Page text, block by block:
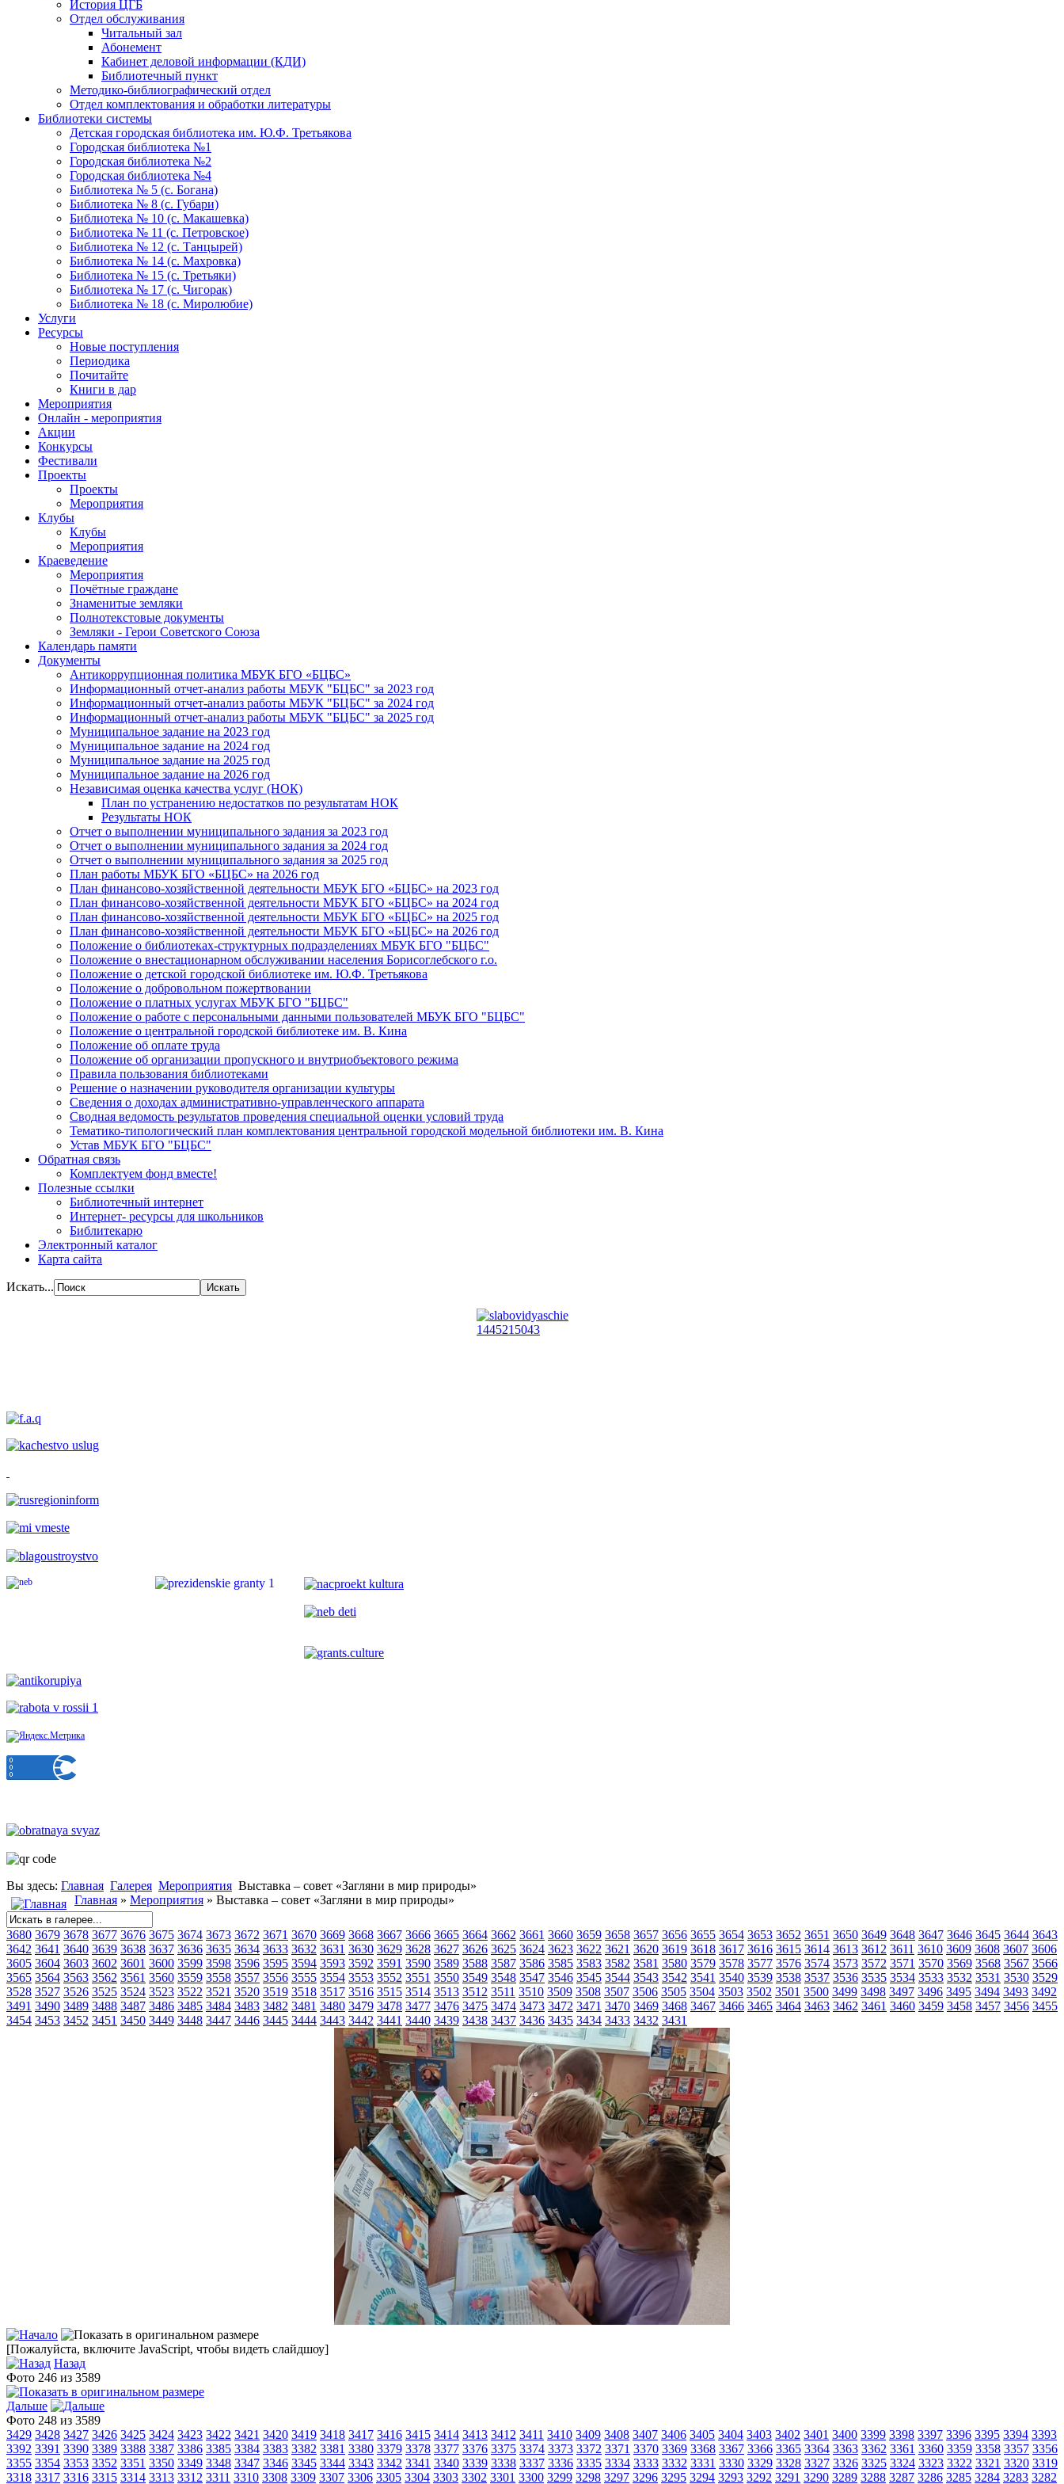
История ЦГБ
Отдел обслуживания
Читальный зал
Абонемент
Кабинет деловой информации (КДИ)
Библиотечный пункт
Методико-библиографический отдел
Отдел комплектования и обработки литературы
Библиотеки системы
Детская городская библиотека им. Ю.Ф. Третьякова
Городская библиотека №1
Городская библиотека №2
Городская библиотека №4
Библиотека № 5 (с. Богана)
Библиотека № 8 (с. Губари)
Библиотека № 10 (с. Макашевка)
Библиотека № 11 (с. Петровское)
Библиотека № 12 (с. Танцырей)
Библиотека № 14 (с. Махровка)
Библиотека № 15 (с. Третьяки)
Библиотека № 17 (с. Чигорак)
Библиотека № 18 (с. Миролюбие)
Услуги
Ресурсы
Новые поступления
Периодика
Почитайте
Книги в дар
Мероприятия
Онлайн - мероприятия
Акции
Конкурсы
Фестивали
Проекты
Проекты
Мероприятия
Клубы
Клубы
Мероприятия
Краеведение
Мероприятия
Почётные граждане
Знаменитые земляки
Полнотекстовые документы
Земляки - Герои Советского Союза
Календарь памяти
Документы
Антикоррупционная политика МБУК БГО «БЦБС»
Информационный отчет-анализ работы МБУК "БЦБС" за 2023 год
Информационный отчет-анализ работы МБУК "БЦБС" за 2024 год
Информационный отчет-анализ работы МБУК "БЦБС" за 2025 год
Муниципальное задание на 2023 год
Муниципальное задание на 2024 год
Муниципальное задание на 2025 год
Муниципальное задание на 2026 год
Независимая оценка качества услуг (НОК)
План по устранению недостатков по результатам НОК
Результаты НОК
Отчет о выполнении муниципального задания за 2023 год
Отчет о выполнении муниципального задания за 2024 год
Отчет о выполнении муниципального задания за 2025 год
План работы МБУК БГО «БЦБС» на 2026 год
План финансово-хозяйственной деятельности МБУК БГО «БЦБС» на 2023 год
План финансово-хозяйственной деятельности МБУК БГО «БЦБС» на 2024 год
План финансово-хозяйственной деятельности МБУК БГО «БЦБС» на 2025 год
План финансово-хозяйственной деятельности МБУК БГО «БЦБС» на 2026 год
Положение о библиотеках-структурных подразделениях МБУК БГО "БЦБС"
Положение о внестационарном обслуживании населения Борисоглебского г.о.
Положение о детской городской библиотеке им. Ю.Ф. Третьякова
Положение о добровольном пожертвовании
Положение о платных услугах МБУК БГО "БЦБС"
Положение о работе с персональными данными пользователей МБУК БГО "БЦБС"
Положение о центральной городской библиотеке им. В. Кина
Положение об оплате труда
Положение об организации пропускного и внутриобъектового режима
Правила пользования библиотеками
Решение о назначении руководителя организации культуры
Сведения о доходах административно-управленческого аппарата
Сводная ведомость результатов проведения специальной оценки условий труда
Тематико-типологический план комплектования центральной городской модельной библиотеки им. В. Кина
Устав МБУК БГО "БЦБС"
Обратная связь
Комплектуем фонд вместе!
Полезные ссылки
Библиотечный интернет
Интернет- ресурсы для школьников
Библитекарю
Электронный каталог
Карта сайта
Искать...
Вы здесь: Главная Галерея Мероприятия Выставка – совет «Загляни в мир природы»
Главная » Мероприятия » Выставка – совет «Загляни в мир природы»
3680 3679 3678 3677 3676 3675 3674 3673 3672 3671 3670 3669 3668 3667 3666 3665 3664 3662 3661 3660 3659 3658 3657 3656 3655 3654 3653 3652 3651 3650 3649 3648 3647 3646 3645 3644 3643
3642 3641 3640 3639 3638 3637 3636 3635 3634 3633 3632 3631 3630 3629 3628 3627 3626 3625 3624 3623 3622 3621 3620 3619 3618 3617 3616 3615 3614 3613 3612 3611 3610 3609 3608 3607 3606
3605 3604 3603 3602 3601 3600 3599 3598 3596 3595 3594 3593 3592 3591 3590 3589 3588 3587 3586 3585 3583 3582 3581 3580 3579 3578 3577 3576 3574 3573 3572 3571 3570 3569 3568 3567 3566
3565 3564 3563 3562 3561 3560 3559 3558 3557 3556 3555 3554 3553 3552 3551 3550 3549 3548 3547 3546 3545 3544 3543 3542 3541 3540 3539 3538 3537 3536 3535 3534 3533 3532 3531 3530 3529
3528 3527 3526 3525 3524 3523 3522 3521 3520 3519 3518 3517 3516 3515 3514 3513 3512 3511 3510 3509 3508 3507 3506 3505 3504 3503 3502 3501 3500 3499 3498 3497 3496 3495 3494 3493 3492
3491 3490 3489 3488 3487 3486 3485 3484 3483 3482 3481 3480 3479 3478 3477 3476 3475 3474 3473 3472 3471 3470 3469 3468 3467 3466 3465 3464 3463 3462 3461 3460 3459 3458 3457 3456 3455
3454 3453 3452 3451 3450 3449 3448 3447 3446 3445 3444 3443 3442 3441 3440 3439 3438 3437 3436 3435 3434 3433 3432 3431
[Пожалуйста, включите JavaScript, чтобы видеть слайдшоу]
Назад
Фото 246 из 3589
Дальше
Фото 248 из 3589
3429 3428 3427 3426 3425 3424 3423 3422 3421 3420 3419 3418 3417 3416 3415 3414 3413 3412 3411 3410 3409 3408 3407 3406 3405 3404 3403 3402 3401 3400 3399 3398 3397 3396 3395 3394 3393
3392 3391 3390 3389 3388 3387 3386 3385 3384 3383 3382 3381 3380 3379 3378 3377 3376 3375 3374 3373 3372 3371 3370 3369 3368 3367 3366 3365 3364 3363 3362 3361 3360 3359 3358 3357 3356
3355 3354 3353 3352 3351 3350 3349 3348 3347 3346 3345 3344 3343 3342 3341 3340 3339 3338 3337 3336 3335 3334 3333 3332 3331 3330 3329 3328 3327 3326 3325 3324 3323 3322 3321 3320 3319
3318 3317 3316 3315 3314 3313 3312 3311 3310 3308 3309 3307 3306 3305 3304 3303 3302 3301 3300 3299 3298 3297 3296 3295 3294 3293 3292 3291 3290 3289 3288 3287 3286 3285 3284 3283 3282